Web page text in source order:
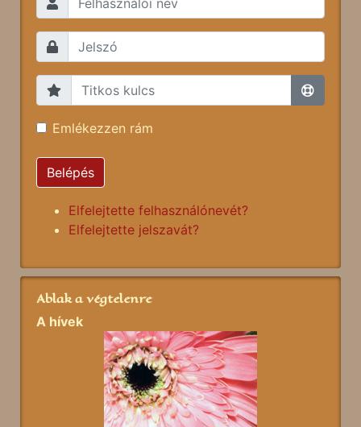
Emlékezzen rám
Belépés
Elfelejtette felhasználónevét?
Elfelejtette jelszavát?
Ablak a végtelenre
A hívek